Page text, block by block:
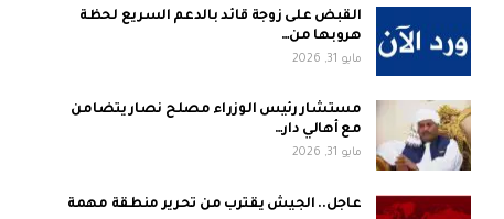
القبض على زوجة قائد بالدعم السريع لحظة
هروبها من…
مايو 31, 2026
مستشار رئيس الوزراء مصلح نصار يتضامن
مع أهالي دار…
مايو 31, 2026
عاجل.. الجيش يقترب من تحرير منطقة مهمة